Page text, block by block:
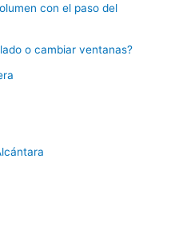
con el paso del
o cambiar ventanas?